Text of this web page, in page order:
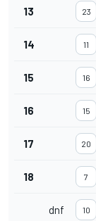
13 23
14 11
15 16
16 15
17 20
18 7
dnf 10